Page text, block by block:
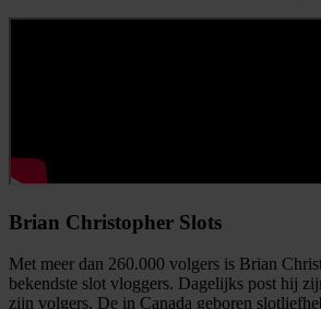
Brian Christopher Slots
Met meer dan 260.000 volgers is Brian
bekendste slot vloggers. Dagelijks post hij
zijn volgers. De in Canada geboren